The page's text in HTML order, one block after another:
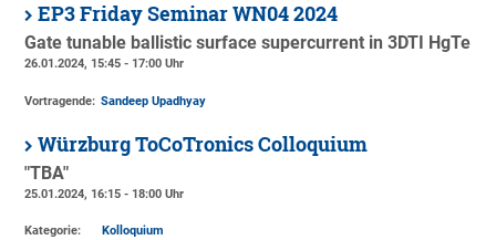
EP3 Friday Seminar WN04 2024
Gate tunable ballistic surface supercurrent in 3DTI HgTe
26.01.2024, 15:45 - 17:00 Uhr
Vortragende: Sandeep Upadhyay
Würzburg ToCoTronics Colloquium
"TBA"
25.01.2024, 16:15 - 18:00 Uhr
Kategorie:
Kolloquium